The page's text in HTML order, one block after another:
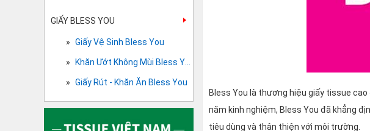
Bless You là thương hiệu giấy tissue
năm kinh nghiệm, Bless You đã khẳng
tiêu dùng và thân thiện với môi trường.
GIẤY BLESS YOU
Giấy Vệ Sinh Bless You
Giấy Rút - Khăn Ăn Bless You